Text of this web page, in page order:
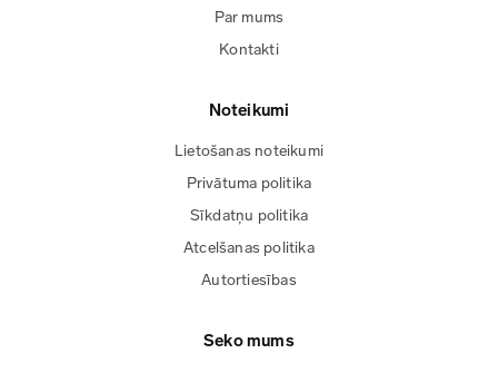
Par mums
Kontakti
Noteikumi
Lietošanas noteikumi
Privātuma politika
Sīkdatņu politika
Atcelšanas politika
Autortiesības
Seko mums